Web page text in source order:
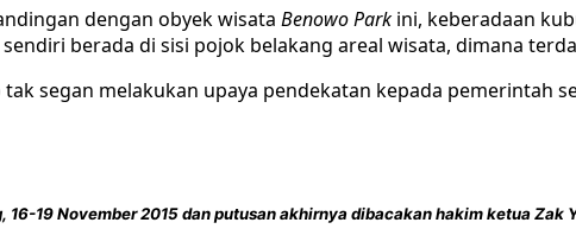
dengan obyek wisata Benowo Park ini, keberadaan
berada di sisi pojok belakang areal wisata, dimana
tak segan melakukan upaya pendekatan kepada
19 November 2015 dan putusan akhirnya dibacakan hakim ketua Zak